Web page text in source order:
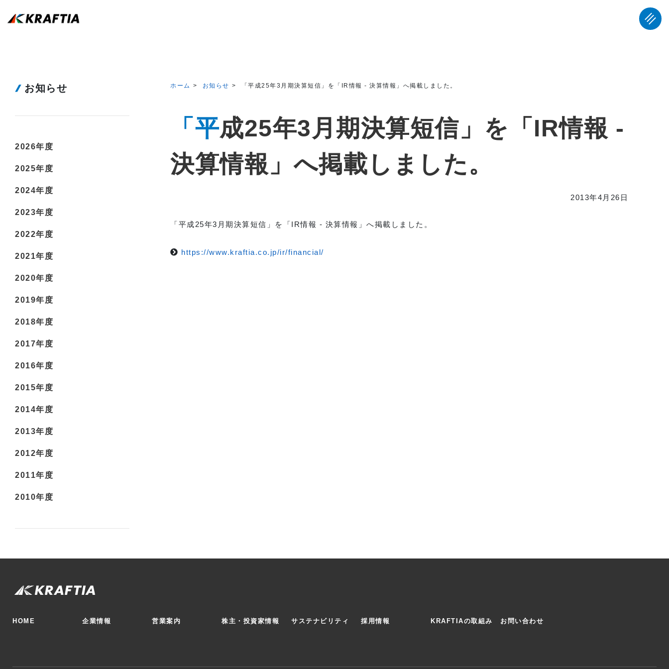
ホーム お知らせ 「平成25年3月期決算短信」を「IR情報 - 決算情報」へ掲載しました。
「平成25年3月期決算短信」を「IR情報 -
決算情報」へ掲載しました。
2013年4月26日
「平成25年3月期決算短信」を「IR情報 - 決算情報」へ掲載しました。
https://www.kraftia.co.jp/ir/financial/
お知らせ
2026年度
2025年度
2024年度
2023年度
2022年度
2021年度
2020年度
2019年度
2018年度
2017年度
2016年度
2015年度
2014年度
2013年度
2012年度
2011年度
2010年度
HOME 企業情報 営業案内 株主・投資家情報 サステナビリティ 採用情報 KRAFTIAの取組み お問い合わせ